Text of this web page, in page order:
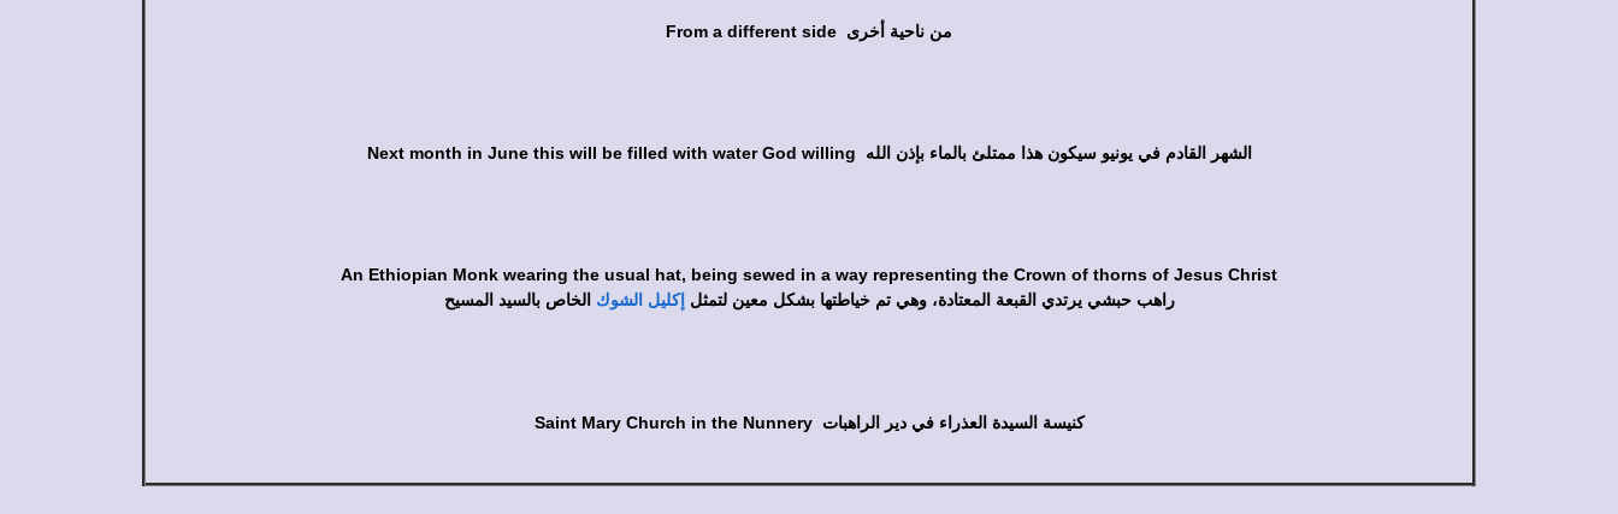
From a different side من ناحية أخرى
Next month in June this will be filled with water God willing الشهر القادم في يونيو سيكون هذا ممتلئ بالماء بإذن الله
An Ethiopian Monk wearing the usual hat, being sewed in a way representing the Crown of thorns of Jesus Christ
راهب حبشي يرتدي القبعة المعتادة، وهي تم خياطتها بشكل معين لتمثل إكليل الشوك الخاص بالسيد المسيح
Saint Mary Church in the Nunnery كنيسة السيدة العذراء في دير الراهبات